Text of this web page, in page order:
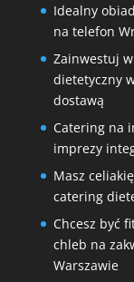
Idealny
na telefon
Zainwestuj
dietetyczny
dostawą
Catering na
imprezy
Masz
catering
Chcesz być
chleb na
Warszawie